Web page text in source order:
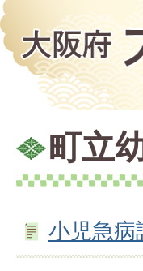
町立
小児急病